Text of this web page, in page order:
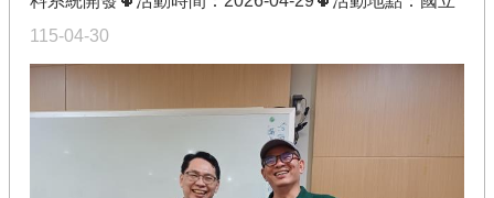
115-04-30
成功大學資訊工程學系 65405 室🌵發佈單位：教育部智
容：本次活動透過開源社群實務經驗與大型資料系統案
例分享，帶領參與者深入了解支撐生成式 AI 發展之關鍵
基礎技術。課程由講者自分散式系統架構與資料串流處
理切入，說明 Apache Kafka 於現代資料平台中的核心
角色，並解析其在高吞吐、即時處理與系統擴展等面向